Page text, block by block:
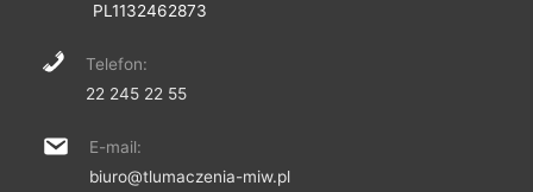
PL1132462873
Telefon:
22 245 22 55
E-mail:
biuro@tlumaczenia-miw.pl